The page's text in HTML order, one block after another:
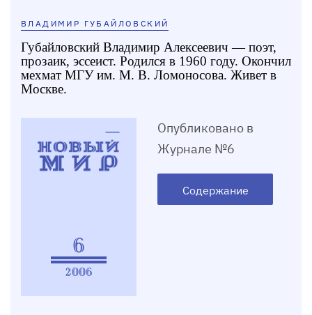
ВЛАДИМИР ГУБАЙЛОВСКИЙ
Губайловский Владимир Алексеевич — поэт,
прозаик, эссеист. Родился в 1960 году. Окончил
мехмат МГУ им. М. В. Ломоносова. Живет в
Москве.
6
2006
Опубликовано в
Журнале №6
Содержание